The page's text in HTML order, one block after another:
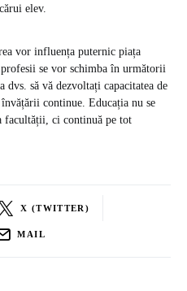
elev.
vor influența puternic piața
se vor schimba în următorii
dvs. să vă dezvoltați capacitatea de
continue. Educația nu se
facultății, ci continuă pe tot
X (TWITTER)
MAIL